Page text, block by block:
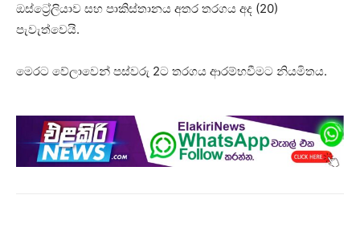
ඔස්ට්‍රේලියාව සහ පාකිස්තානය අතර තරගය අද (20)
පැවැත්වෙයි.
මෙරට වේලාවෙන් පස්වරු 2ට තරගය ආරම්භවීමට නියමිතය.